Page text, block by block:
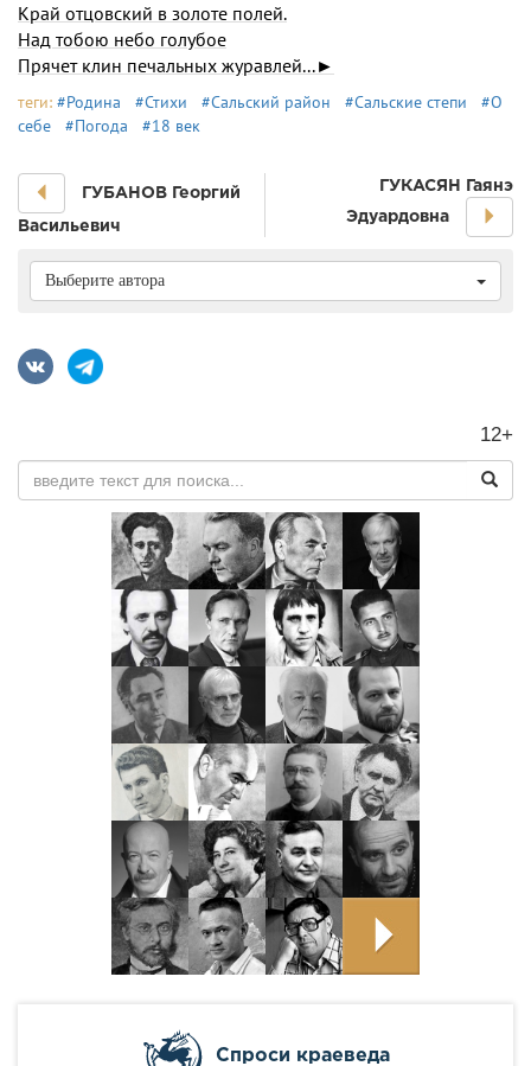
Край отцовский в золоте полей.
Над тобою небо голубое
Прячет клин печальных журавлей...►
теги: #Родина #Стихи #Сальский район #Сальские степи
#О
себе
#Погода #18 век
ГУБАНОВ Георгий
Васильевич
ГУКАСЯН Гаянэ
Эдуардовна
Выберите автора
12+
Cпроси краеведа